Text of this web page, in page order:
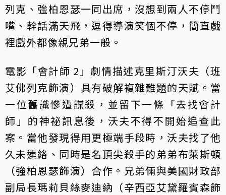
列克、強柏恩瑟一同出席，沒想到兩人不停鬥
嘴、幹話滿天飛，逗得導演笑個不停，簡直戲
裡戲外都像親兄弟一般。
電影「會計師 2」劇情描述克里斯汀沃夫（班
艾佛列克飾演）具有破解複雜難題的天賦。當
一位舊識慘遭謀殺，並留下一條「去找會計
師」的神祕訊息後，沃夫不得不開始追查此
案。當他發現得用更極端手段時，沃夫找了他
久未連絡、同時是名頂尖殺手的弟弟布萊斯頓
（強柏恩瑟飾演）合作。兄弟倆與美國財政部
副局長瑪莉貝絲麥迪納（辛西亞艾黛羅賓森飾